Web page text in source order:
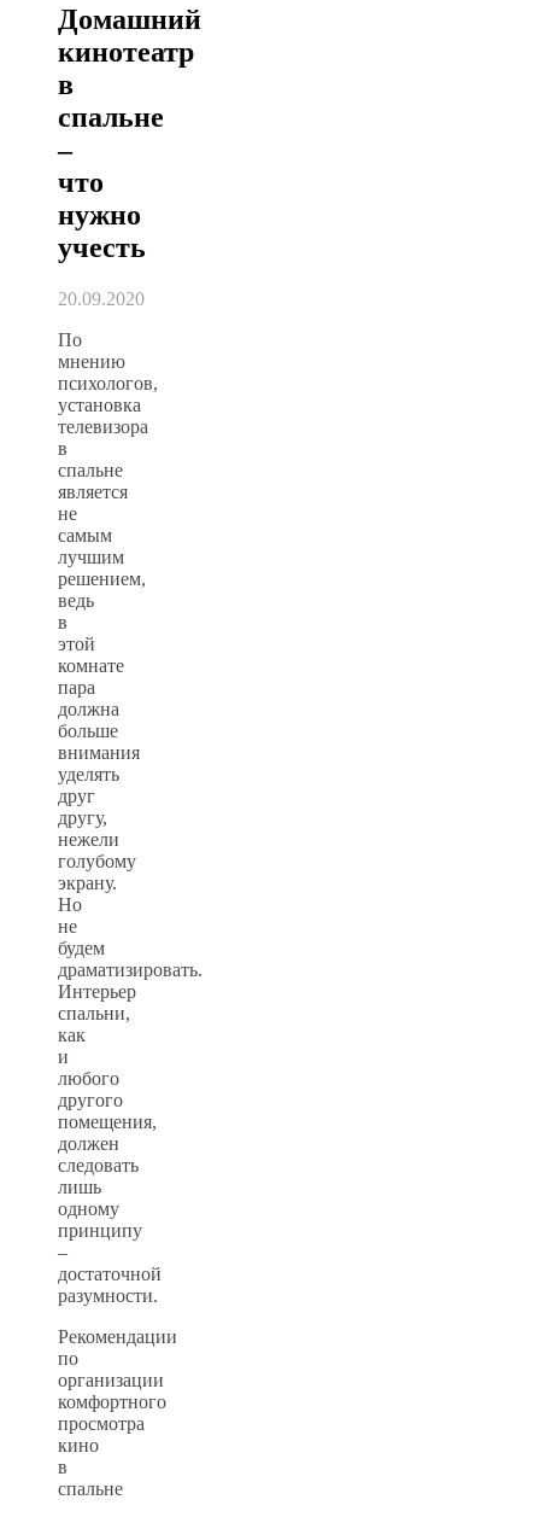
Домашний
кинотеатр
в
спальне
–
что
нужно
учесть
20.09.2020
По
мнению
психологов,
установка
телевизора
в
спальне
является
не
самым
лучшим
решением,
ведь
в
этой
комнате
пара
должна
больше
внимания
уделять
друг
другу,
нежели
голубому
экрану.
Но
не
будем
драматизировать.
Интерьер
спальни,
как
и
любого
другого
помещения,
должен
следовать
лишь
одному
принципу
–
достаточной
разумности.
Рекомендации
по
организации
комфортного
просмотра
кино
в
спальне